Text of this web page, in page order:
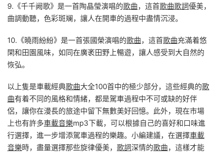
9.《千千阙歌》是一首陶晶瑩演唱的歌曲，這首歌曲歌詞優美，
曲調動聽，色彩斑斓，讓人在開車的過程中盡情沉浸。
10.《曉雨紛紛》是一首張國榮演唱的歌曲，這首歌曲充滿着悠
閑和田園風味，如同在廣袤田野上暢遊，讓人感受到大自然的
恢弘。
以上隻是車載經典歌曲大全100首中的極少部分，這些經典的歌
曲有着不同的風格和情緒，都是駕車過程中不可或缺的好伴
侶，讓你在漫長的旅途中留下無數美好回憶。此外，現在市場
上也有許多車載音樂mp3下載，可以根據自己的喜好和口味進
行選擇，進一步增添駕車過程的樂趣。小編建議，在選擇車載
音樂時，盡量選擇那些旋律優美， 歌詞深情的歌曲，這樣才能